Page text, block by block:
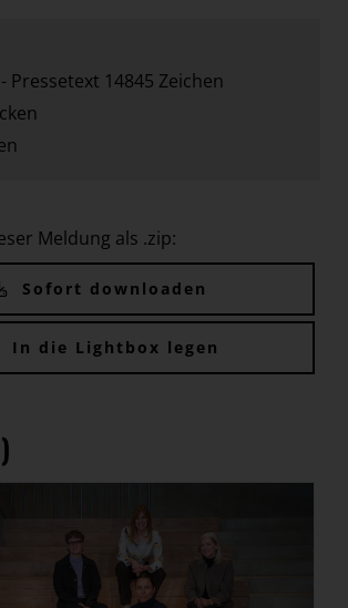
- Pressetext 14845 Zeichen
Meldung als .zip:
Sofort downloaden
In die Lightbox legen